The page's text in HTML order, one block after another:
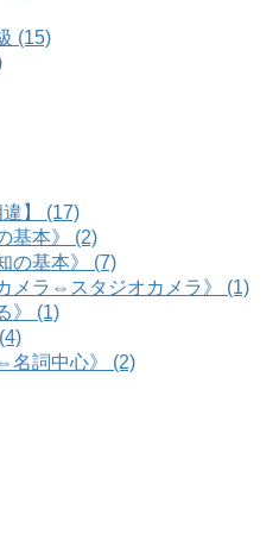
(15)
違】 (17)
基本》 (2)
の基本》 (7)
メラ⇔スタジオカメラ》 (1)
》 (1)
名詞中心》 (2)